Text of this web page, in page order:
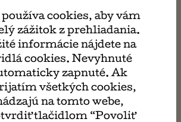
kúp si
ma 23,90 €
napísať
email
cookies, aby vám
zážitok z prehliadania.
informácie nájdete na
cookies. Nevyhnuté
zapnuté. Ak
všetkých cookies,
na tomto webe,
tlačidlom “Povoliť